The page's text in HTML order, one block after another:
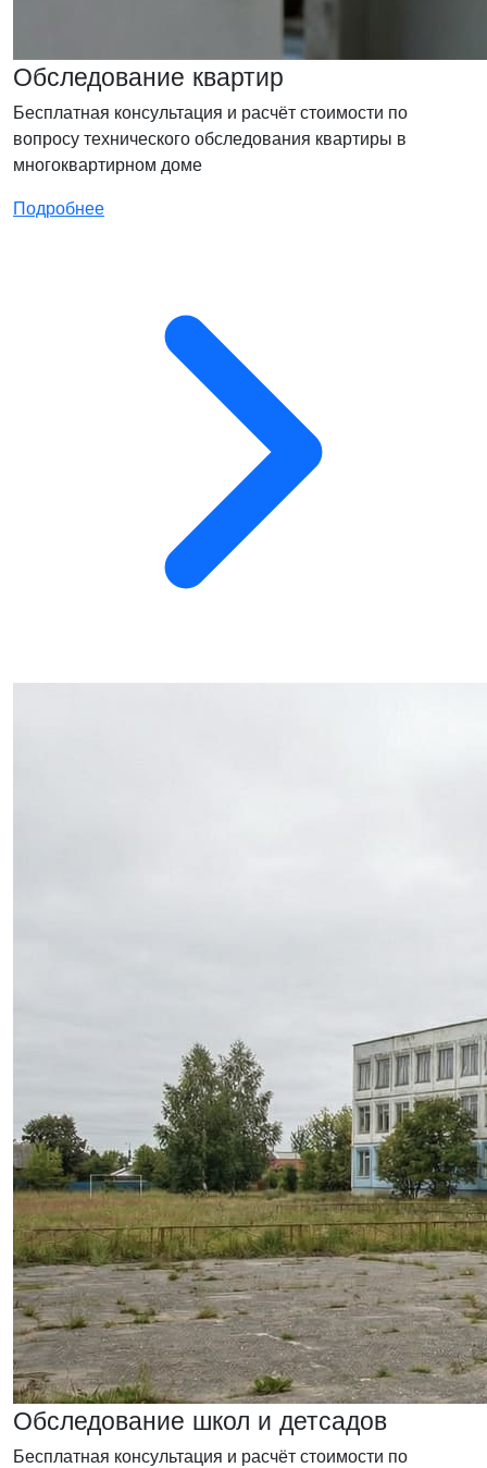
Обследование квартир
Бесплатная консультация и расчёт стоимости по
вопросу технического обследования квартиры в
многоквартирном доме
Подробнее
Обследование школ и детсадов
Бесплатная консультация и расчёт стоимости по